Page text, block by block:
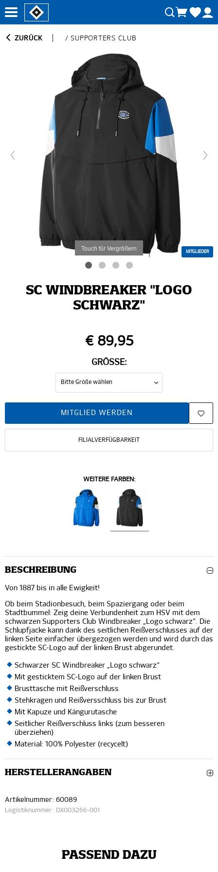
ZURÜCK /SUPPORTERS CLUB
Touch für Vergrößern MITGLIEDER
SC WINDBREAKER "LOGO
SCHWARZ"
€ 89,95
GRÖSSE:
MITGLIED WERDEN
FILIALVERFÜGBARKEIT
WEITERE FARBEN:
BESCHREIBUNG
Von 1887 bis in alle Ewigkeit!
Ob beim Stadionbesuch, beim Spaziergang oder beim
Stadtbummel: Zeig deine Verbundenheit zum HSV mit dem
schwarzen Supporters Club Windbreaker „Logo schwarz“. Die
Schlupfjacke kann dank des seitlichen Reißverschlusses auf der
linken Seite einfacher übergezogen werden und wird durch das
gestickte SC-Logo auf der linken Brust abgerundet.
Schwarzer SC Windbreaker „Logo schwarz“
Mit gesticktem SC-Logo auf der linken Brust
Brusttasche mit Reißverschluss
Stehkragen und Reißversschluss bis zur Brust
Mit Kapuze und Kängurutasche
Seitlicher Reißverschluss links (zum besseren
überziehen)
Material: 100% Polyester (recycelt)
HERSTELLERANGABEN
Artikelnummer: 60089
Logistiknummer: DX003266-001
PASSEND DAZU